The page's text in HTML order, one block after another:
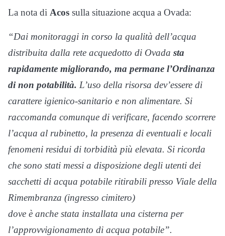
La nota di Acos sulla situazione acqua a Ovada:
“Dai monitoraggi in corso la qualità dell’acqua
distribuita dalla rete acquedotto di Ovada sta
rapidamente migliorando, ma permane l’Ordinanza
di non potabilità. L’uso della risorsa dev’essere di
carattere igienico-sanitario e non alimentare. Si
raccomanda comunque di verificare, facendo scorrere
l’acqua al rubinetto, la presenza di eventuali e locali
fenomeni residui di torbidità più elevata. Si ricorda
che sono stati messi a disposizione degli utenti dei
sacchetti di acqua potabile ritirabili presso Viale della
Rimembranza (ingresso cimitero)
dove è anche stata installata una cisterna per
l’approvvigionamento di acqua potabile”.